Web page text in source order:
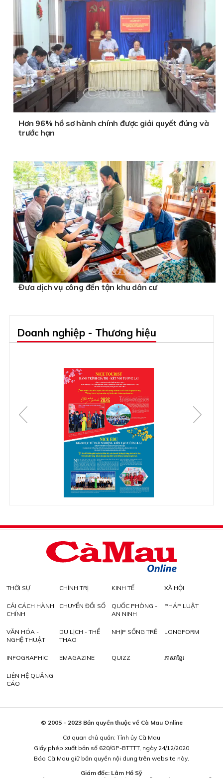
Hơn 96% hồ sơ hành chính được giải quyết đúng và
trước hạn
Đưa dịch vụ công đến tận khu dân cư
Doanh nghiệp - Thương hiệu
THỜI SỰ CHÍNH TRỊ KINH TẾ XÃ HỘI
CẢI CÁCH HÀNH
CHÍNH
CHUYỂN ĐỔI SỐ
QUỐC PHÒNG -
AN NINH
PHÁP LUẬT
VĂN HÓA -
NGHỆ THUẬT
DU LỊCH - THỂ
THAO
NHỊP SỐNG TRẺ LONGFORM
INFOGRAPHIC EMAGAZINE QUIZZ ភាសាខ្មែរ
LIÊN HỆ QUẢNG
CÁO
© 2005 - 2023 Bản quyền thuộc về Cà Mau Online
Cơ quan chủ quản: Tỉnh ủy Cà Mau
Giấy phép xuất bản số 620/GP-BTTTT, ngày 24/12/2020
Báo Cà Mau giữ bản quyền nội dung trên website này.
Giám đốc: Lâm Hồ Sỹ